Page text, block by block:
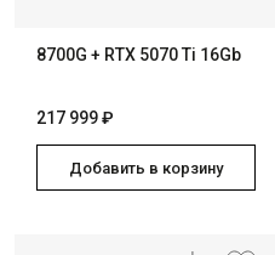
8700G + RTX 5070 Ti 16Gb
217 999 ₽
Добавить в корзину